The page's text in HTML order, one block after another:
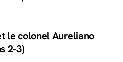
le colonel Aureliano
2-3)